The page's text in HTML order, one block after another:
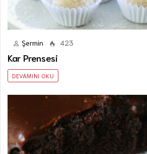
Şermin 423
Kar Prensesi
DEVAMINI OKU